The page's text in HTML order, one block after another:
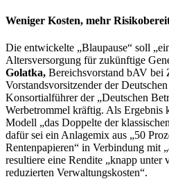
Weniger Kosten, mehr
Die entwickelte „Blaupause“ soll
Altersversorgung für zukünftige
Golatka, Bereichsvorstand bAV bei
Vorstandsvorsitzender der
Konsortialführer der „Deutschen
Werbetrommel kräftig. Als Ergebnis
Modell „das Doppelte der
dafür sei ein Anlagemix aus „50
Rentenpapieren“ in Verbindung mit
resultiere eine Rendite „knapp unter
reduzierten Verwaltungskosten“.